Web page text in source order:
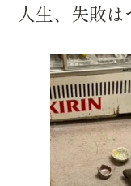
人生、失敗は